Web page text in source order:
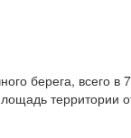
берега, всего
территории